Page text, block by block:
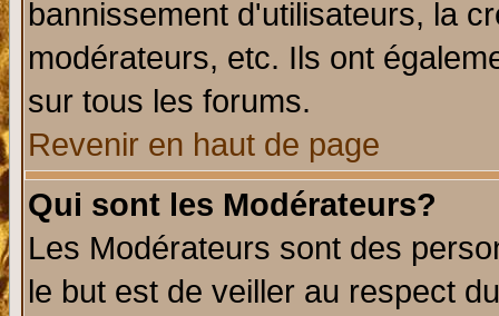
bannissement d'utilisateurs, la
modérateurs, etc. Ils ont
sur tous les forums.
Revenir en haut de page
Qui sont les Modérateurs?
Les Modérateurs sont des
le but est de veiller au respect